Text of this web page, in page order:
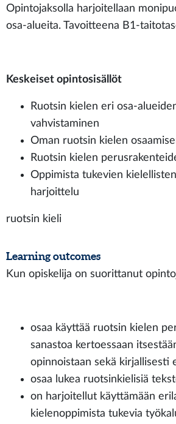
Opintojaksolla harjoitellaan
osa-alueita. Tavoitteena B1-
Keskeiset opintosisällöt
Ruotsin kielen eri osa-
vahvistaminen
Oman ruotsin kielen
Ruotsin kielen
Oppimista tukevien
harjoittelu
ruotsin kieli
Learning outcomes
Kun opiskelija on suorittanut
osaa käyttää ruotsin kielen
sanastoa kertoessaan
opinnoistaan sekä kirjallisesti
osaa lukea ruotsinkielisiä
on harjoitellut käyttämään
kielenoppimista tukevia